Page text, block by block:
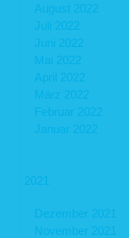
August 2022
Juli 2022
Juni 2022
Mai 2022
April 2022
März 2022
Februar 2022
Januar 2022
2021
Dezember 2021
November 2021